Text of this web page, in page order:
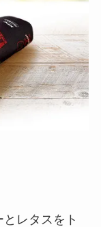
レタスをト